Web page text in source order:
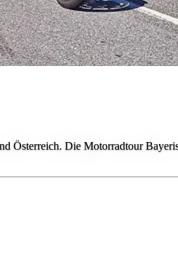
Österreich. Die Motorradtour